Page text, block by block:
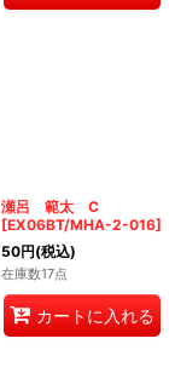
瀬呂 範太 C
[EX06BT/MHA-2-016]
50円(税込)
在庫数17点
カートに入れる